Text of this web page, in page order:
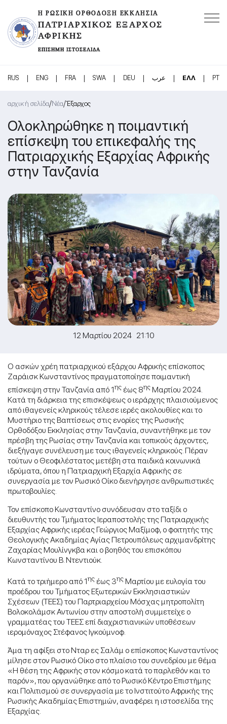
Η ΡΩΣΙΚΉ ΟΡΘΌΔΟΞΗ ΕΚΚΛΗΣΊΑ
ΠΑΤΡΙΑΡΧΙΚΌΣ ΈΞΑΡΧΟΣ
ΑΦΡΙΚΉΣ
ΕΠΊΣΗΜΗ ΙΣΤΟΣΕΛΊΔΑ
RUS | ENG | FRA | SWA | DEU | عرب | ΕΛΛ | PT
αρχική σελίδα/Νέα/Έξαρχος
Ολοκληρώθηκε η ποιμαντική
επίσκεψη του επικεφαλής της
Πατριαρχικής Εξαρχίας Αφρικής
στην Τανζανία
12 Μαρτίου 2024 21:10
Ο ασκών χρέη πατριαρχικού εξάρχου Αφρικής επίσκοπος
Ζαράισκ Κωνσταντίνος πραγματοποίησε ποιμαντική
επίσκεψη στην Τανζανία από 1ης έως 8ηςΜαρτίου 2024.
Κατά τη διάρκεια της επισκέψεως ο ιεράρχης πλαισιούμενος
από ιθαγενείς κληρικούς τέλεσε ιερές ακολουθίες και το
Μυστήριο της Βαπτίσεως στις ενορίες της Ρωσικής
Ορθοδόξου Εκκλησίας στην Τανζανία, συναντήθηκε με τον
πρέσβη της Ρωσίας στην Τανζανία και τοπικούς άρχοντες,
διεξήγαγε συνέλευση με τους ιθαγενείς κληρικούς. Πέραν
τούτων ο Θεοφιλέστατος μετέβη στα παιδικά κοινωνικά
ιδρύματα, όπου η Πατριαρχική Εξαρχία Αφρικής σε
συνεργασία με τον Ρωσικό Οίκο διενήργησε ανθρωπιστικές
πρωτοβουλίες.
Τον επίσκοπο Κωνσταντίνο συνόδευσαν στο ταξίδι ο
διευθυντής του Τμήματος Ιεραποστολής της Πατριαρχικής
Εξαρχίας Αφρικής ιερέας Γεώργιος Μαξίμοφ, ο φοιτητής της
Θεολογικής Ακαδημίας Αγίας Πετρουπόλεως αρχιμανδρίτης
Ζαχαρίας Μουλίνγκβα και ο βοηθός του επισκόπου
Κωνσταντίνου Β. Ντεντιούκ.
Κατά το τριήμερο από 1ης έως 3ηςΜαρτίου με ευλογία του
προέδρου του Τμήματος Εξωτερικών Εκκλησιαστικών
Σχέσεων (ΤΕΕΣ) του Παρτριαρχείου Μόσχας μητροπολίτη
Βολοκολάμσκ Αντωνίου στην αποστολή συμμετείχε ο
γραμματέας του ΤΕΕΣ επί διαχριστιανικών υποθέσεων
ιερομόναχος Στέφανος Ιγκούμνοφ.
Άμα τη αφίξει στο Νταρ ες Σαλάμ ο επίσκοπος Κωνσταντίνος
μίλησε στον Ρωσικό Οίκο στο πλαίσιο του συνεδρίου με θέμα
«Η θέση της Αφρικής στον κόσμο κατά το παρλεθόν και το
παρόν», που οργανώθηκε από το Ρωσικό Κέντρο Επιστήμης
και Πολιτισμού σε συνεργασία με το Ινστιτούτο Αφρικής της
Ρωσικής Ακαδημίας Επιστημών, αναφέρει η ιστοσελίδα της
Εξαρχίας.